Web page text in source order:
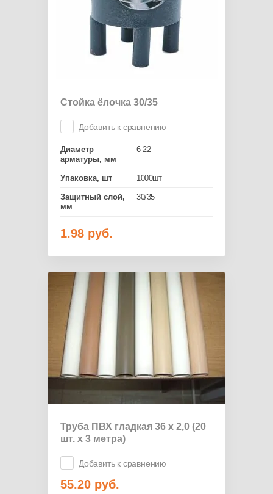
Стойка ёлочка 30/35
Добавить к сравнению
Диаметр
арматуры, мм
6-22
Упаковка, шт 1000шт
Защитный слой,
мм
30/35
1.98 руб.
Труба ПВХ гладкая 36 х 2,0 (20
шт. х 3 метра)
Добавить к сравнению
55.20 руб.